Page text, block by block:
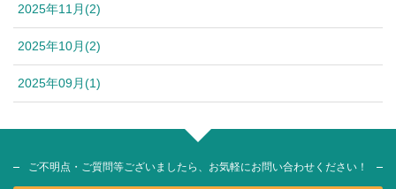
2025年11月(2)
2025年10月(2)
2025年09月(1)
ご不明点・ご質問等ございましたら、お気軽にお問い合わせください！